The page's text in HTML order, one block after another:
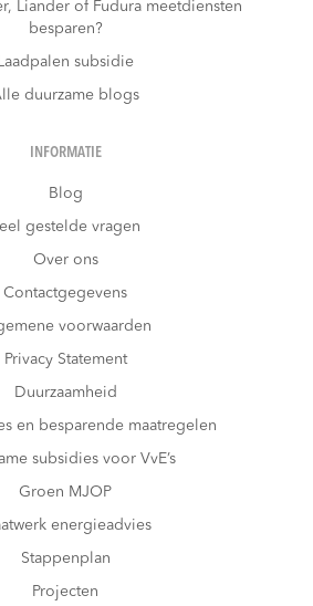
Liander of Fudura meetdiensten
besparen?
Laadpalen subsidie
duurzame blogs
INFORMATIE
Blog
gestelde vragen
Over ons
Contactgegevens
voorwaarden
Privacy Statement
Duurzaamheid
en besparende maatregelen
subsidies voor VvE’s
Groen MJOP
energieadvies
Stappenplan
Projecten